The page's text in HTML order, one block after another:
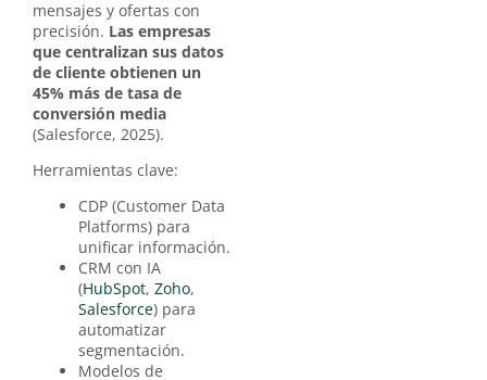
mensajes y ofertas con
precisión. Las empresas
que centralizan sus datos
de cliente obtienen un
45% más de tasa de
conversión media
(Salesforce, 2025).
Herramientas clave:
CDP (Customer Data
Platforms) para
unificar información.
CRM con IA
(HubSpot,Zoho,
Salesforce) para
automatizar
segmentación.
Modelos de